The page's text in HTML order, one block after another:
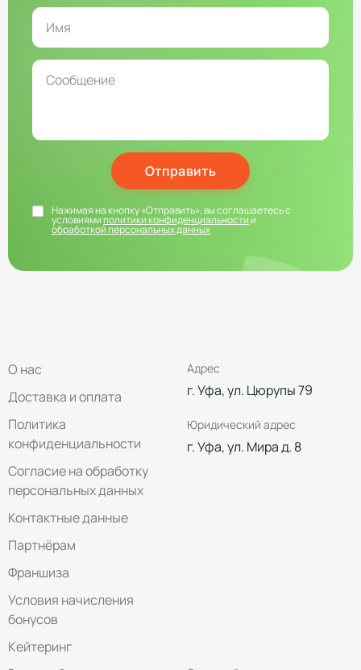
Отправить
Нажимая на кнопку «Отправить», вы соглашаетесь с
условиямиполитики конфиденциальностии
обработкой персональных данных
О нас
Доставка и оплата
Политика
конфиденциальности
Согласие на обработку
персональных данных
Контактные данные
Партнёрам
Франшиза
Условия начисления
бонусов
Кейтеринг
Адрес
г. Уфа, ул. Цюрупы 79
Юридический адрес
г. Уфа, ул. Мира д. 8